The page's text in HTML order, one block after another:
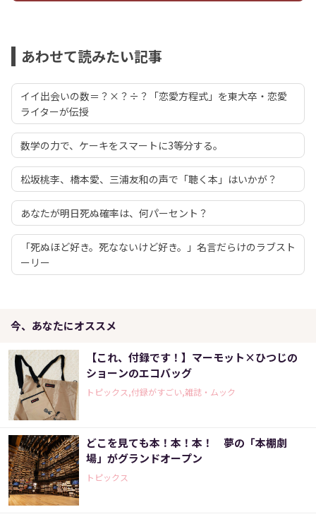
あわせて読みたい記事
イイ出会いの数＝？×？÷？「恋愛方程式」を東大卒・恋愛
ライターが伝授
数学の力で、ケーキをスマートに3等分する。
松坂桃李、橋本愛、三浦友和の声で「聴く本」はいかが？
あなたが明日死ぬ確率は、何パーセント？
「死ぬほど好き。死なないけど好き。」名言だらけのラブスト
ーリー
今、あなたにオススメ
【これ、付録です！】マーモット×ひつじの
ショーンのエコバッグ
トピックス,付録がすごい,雑誌・ムック
どこを見ても本！本！本！ 夢の「本棚劇
場」がグランドオープン
トピックス